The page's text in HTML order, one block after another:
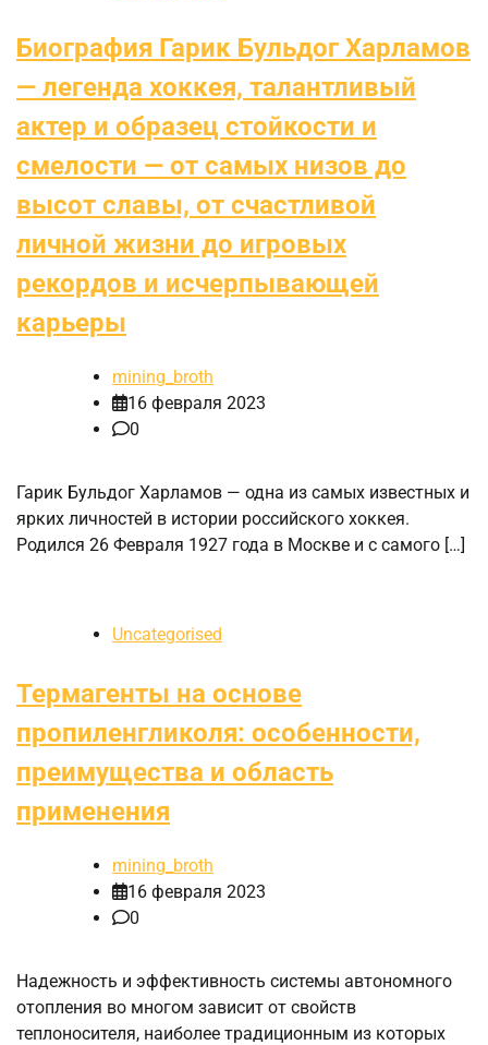
Биография Гарик Бульдог Харламов
— легенда хоккея, талантливый
актер и образец стойкости и
смелости — от самых низов до
высот славы, от счастливой
личной жизни до игровых
рекордов и исчерпывающей
карьеры
mining_broth
16 февраля 2023
0
Гарик Бульдог Харламов — одна из самых известных и
ярких личностей в истории российского хоккея.
Родился 26 Февраля 1927 года в Москве и с самого […]
Uncategorised
Термагенты на основе
пропиленгликоля: особенности,
преимущества и область
применения
mining_broth
16 февраля 2023
0
Надежность и эффективность системы автономного
отопления во многом зависит от свойств
теплоносителя, наиболее традиционным из которых